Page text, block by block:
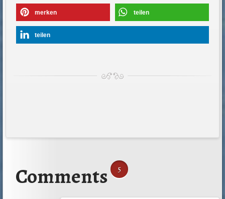
merken teilen
teilen
Comments 5